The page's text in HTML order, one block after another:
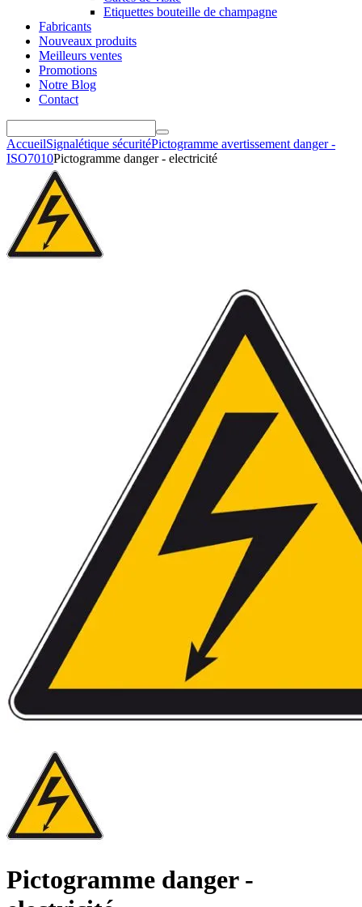
Etiquettes bouteille de champagne
Fabricants
Nouveaux produits
Meilleurs ventes
Promotions
Notre Blog
Contact
AccueilSignalétique sécuritéPictogramme avertissement danger -
ISO7010Pictogramme danger - electricité
Pictogramme danger -